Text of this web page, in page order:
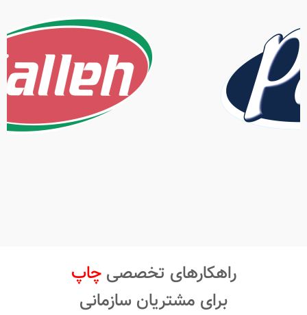
راهکارهای تخصصیبسته‌بندی
برای مشتریان سازمانی